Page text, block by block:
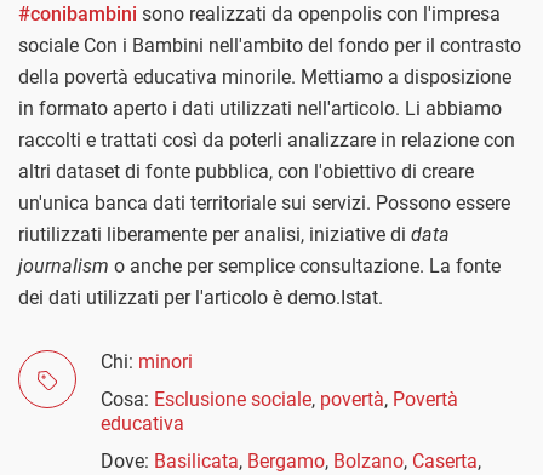
#conibambini sono realizzati da openpolis con l'impresa
sociale Con i Bambini nell'ambito del fondo per il contrasto
della povertà educativa minorile. Mettiamo a disposizione
in formato aperto i dati utilizzati nell'articolo. Li abbiamo
raccolti e trattati così da poterli analizzare in relazione con
altri dataset di fonte pubblica, con l'obiettivo di creare
un'unica banca dati territoriale sui servizi. Possono essere
riutilizzati liberamente per analisi, iniziative di data
journalism o anche per semplice consultazione. La fonte
dei dati utilizzati per l'articolo è demo.Istat.
Chi: minori
Cosa: Esclusione sociale, povertà, Povertà
educativa
Dove: Basilicata, Bergamo, Bolzano, Caserta,